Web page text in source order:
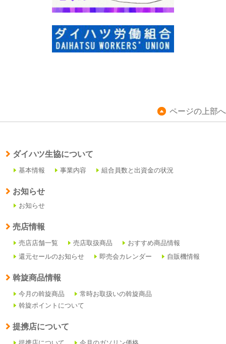
ページの上部へ
ダイハツ生協について
基本情報 事業内容 組合員数と出資金の状況
お知らせ
お知らせ
売店情報
売店店舗一覧 売店取扱商品
おすすめ商品情報
還元セールのお知らせ
即売会カレンダー 自販機情報
斡旋商品情報
今月の斡旋商品
常時お取扱いの斡旋商品
斡旋ポイントについて
提携店について